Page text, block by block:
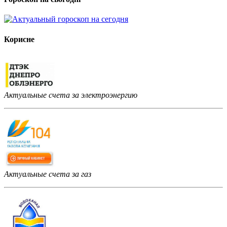
Корисне
Актуальные счета за электроэнергию
Актуальные счета за газ